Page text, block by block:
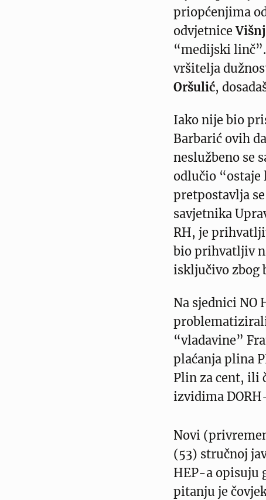
priopćenjima
odvjetnice
“medijski
vršitelja
Oršulić,
Iako nije bio
Barbarić ovih
neslužbeno se
odlučio
pretpostavlja
savjetnika
RH, je
bio prihvatljiv
isključivo zbog
Na sjednici NO
“vladavine”
plaćanja plina
Plin za cent, ili
izvidima
Novi
(53) stručnoj
HEP-a opisuju
pitanju je